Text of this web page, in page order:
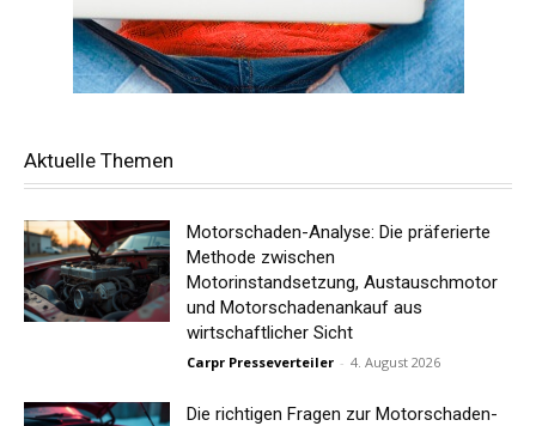
Aktuelle Themen
Motorschaden-Analyse: Die präferierte
Methode zwischen
Motorinstandsetzung, Austauschmotor
und Motorschadenankauf aus
wirtschaftlicher Sicht
Carpr Presseverteiler - 4. August 2026
Die richtigen Fragen zur Motorschaden-